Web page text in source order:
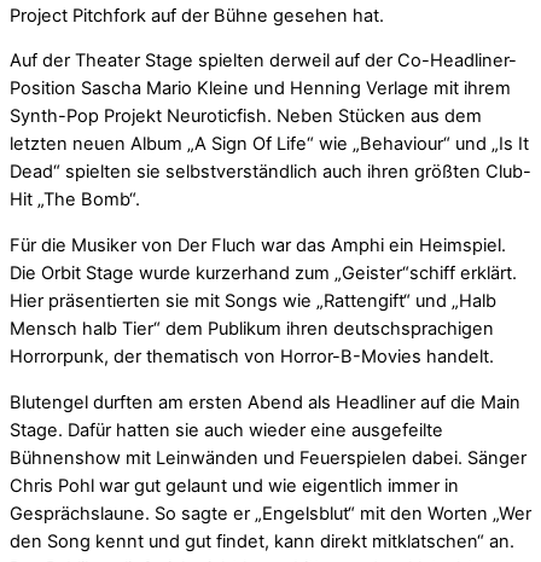
Project Pitchfork auf der Bühne gesehen hat.
Auf der Theater Stage spielten derweil auf der Co-Headliner-
Position Sascha Mario Kleine und Henning Verlage mit ihrem
Synth-Pop Projekt Neuroticfish. Neben Stücken aus dem
letzten neuen Album „A Sign Of Life“ wie „Behaviour“ und „Is It
Dead“ spielten sie selbstverständlich auch ihren größten Club-
Hit „The Bomb“.
Für die Musiker von Der Fluch war das Amphi ein Heimspiel.
Die Orbit Stage wurde kurzerhand zum „Geister“schiff erklärt.
Hier präsentierten sie mit Songs wie „Rattengift“ und „Halb
Mensch halb Tier“ dem Publikum ihren deutschsprachigen
Horrorpunk, der thematisch von Horror-B-Movies handelt.
Blutengel durften am ersten Abend als Headliner auf die Main
Stage. Dafür hatten sie auch wieder eine ausgefeilte
Bühnenshow mit Leinwänden und Feuerspielen dabei. Sänger
Chris Pohl war gut gelaunt und wie eigentlich immer in
Gesprächslaune. So sagte er „Engelsblut“ mit den Worten „Wer
den Song kennt und gut findet, kann direkt mitklatschen“ an.